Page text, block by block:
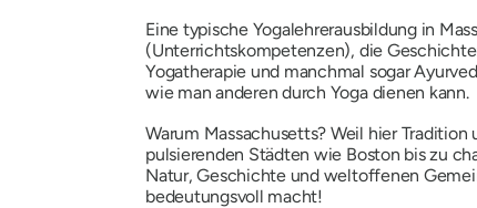
Eine typische Yogalehrerausbildung in
(Unterrichtskompetenzen), die
Yogatherapie und manchmal sogar
wie man anderen durch Yoga dienen kann.
Warum Massachusetts? Weil hier Tradition
pulsierenden Städten wie Boston bis zu
Natur, Geschichte und weltoffenen
bedeutungsvoll macht!